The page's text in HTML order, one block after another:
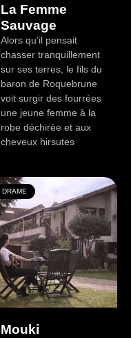
La Femme
Sauvage
Alors qu’il pensait
chasser tranquillement
sur ses terres, le fils du
baron de Roquebrune
voit surgir des fourrées
une jeune femme à la
robe déchirée et aux
cheveux hirsutes
DRAME
Mouki